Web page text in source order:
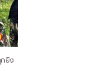
ยิง